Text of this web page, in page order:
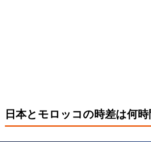
日本とモロッコの時差は何時